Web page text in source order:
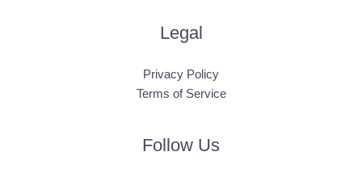
Legal
Privacy Policy
Terms of Service
Follow Us